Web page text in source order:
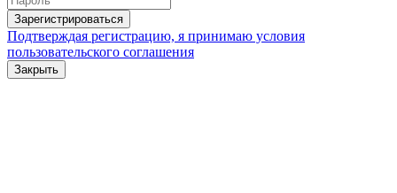
Зарегистрироваться
Подтверждая регистрацию, я принимаю условия
пользовательского соглашения
Закрыть